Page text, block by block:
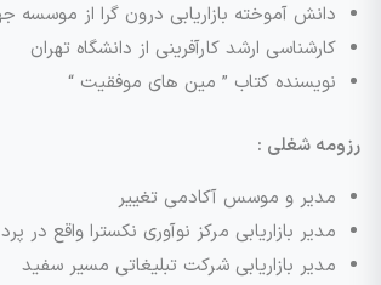
دانش آموخته بازاریابی درون گرا از موسسه
کارشناسی ارشد کارآفرینی از دانشگاه تهران
نویسنده کتاب ” مین های موفقیت “
رزومه شغلی :
مدیر و موسس آکادمی تغییر
مدیر بازاریابی مرکز نوآوری نکسترا واقع در
مدیر بازاریابی شرکت تبلیغاتی مسیر سفید